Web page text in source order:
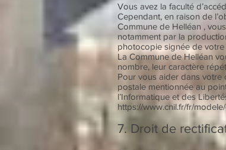
Vous avez la faculté
Cependant, en raison de
Commune de Helléan ,
notamment par la
photocopie signée de votre
La Commune de Helléan
nombre, leur caractère
Pour vous aider dans votre
postale mentionnée au
l’Informatique et des
https://www.cnil.fr/fr/
7. Droit de